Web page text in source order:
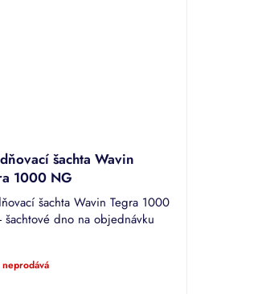
šachta Wavin
1000 NG
šachta Wavin Tegra 1000
šachtové dno na objednávku
neprodává